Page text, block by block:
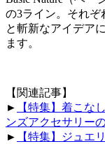
の3ライン。それぞ
と斬新なアイデア
ます。
【関連記事】
►
【特集】着こな
ンズアクセサリー
►
【特集】ジュエ